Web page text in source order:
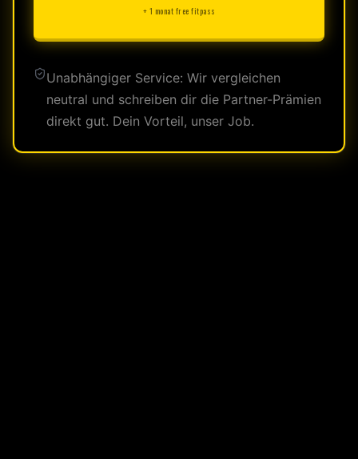
+ 1 monat free fitpass
Unabhängiger Service: Wir vergleichen
neutral und schreiben dir die Partner-Prämien
direkt gut. Dein Vorteil, unser Job.